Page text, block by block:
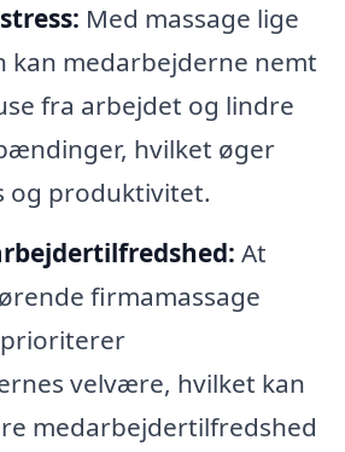
Med massage lige
kan medarbejderne nemt
fra arbejdet og lindre
hvilket øger
og produktivitet.
At
firmamassage
velvære, hvilket kan
medarbejdertilfredshed